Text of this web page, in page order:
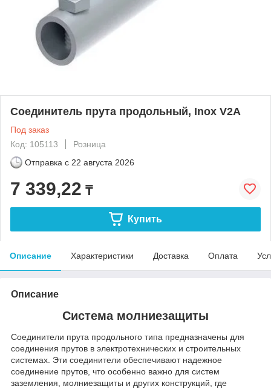
Соединитель прута продольный, Inox V2A
Под заказ
Код: 105113
Розница
Отправка с 22 августа 2026
7 339,22 ₸
Купить
Описание Характеристики Доставка Оплата
Описание
Система молниезащиты
Соединители прута продольного типа предназначены для
соединения прутов в электротехнических и строительных
системах. Эти соединители обеспечивают надежное
соединение прутов, что особенно важно для систем
заземления, молниезащиты и других конструкций, где